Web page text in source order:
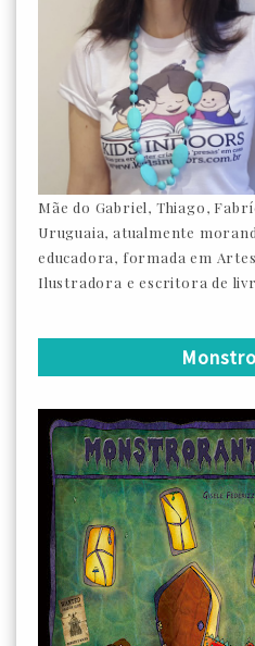
Mãe do Gabriel, Thiago,
Uruguaia, atualmente
educadora, formada em Artes
Ilustradora e escritora de